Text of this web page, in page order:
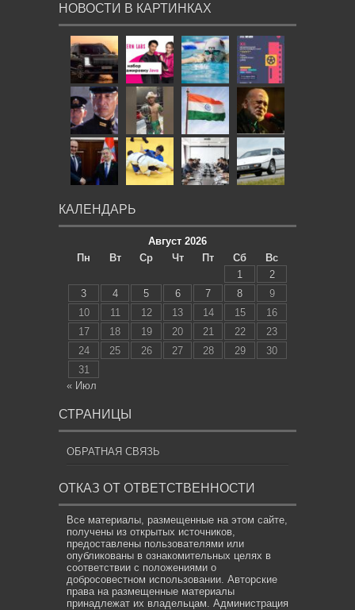
НОВОСТИ В КАРТИНКАХ
КАЛЕНДАРЬ
Август 2026
Пн
Вт Ср Чт Пт Сб
Вс
1
2
3
4 5 6 7 8
9
10
11 12 13 14 15
16
17
18 19 20 21 22
23
24
25 26 27 28 29
30
31
« Июл
СТРАНИЦЫ
ОБРАТНАЯ СВЯЗЬ
ОТКАЗ ОТ ОТВЕТСТВЕННОСТИ
Все материалы, размещенные на этом сайте,
получены из открытых источников,
предоставлены пользователями или
опубликованы в ознакомительных целях в
соответствии с положениями о
добросовестном использовании. Авторские
права на размещенные материалы
принадлежат их владельцам. Администрация